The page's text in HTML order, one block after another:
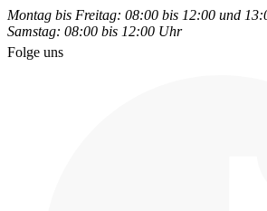
Montag bis Freitag: 08:00 bis 12:00 und
Samstag: 08:00 bis 12:00 Uhr
Folge uns